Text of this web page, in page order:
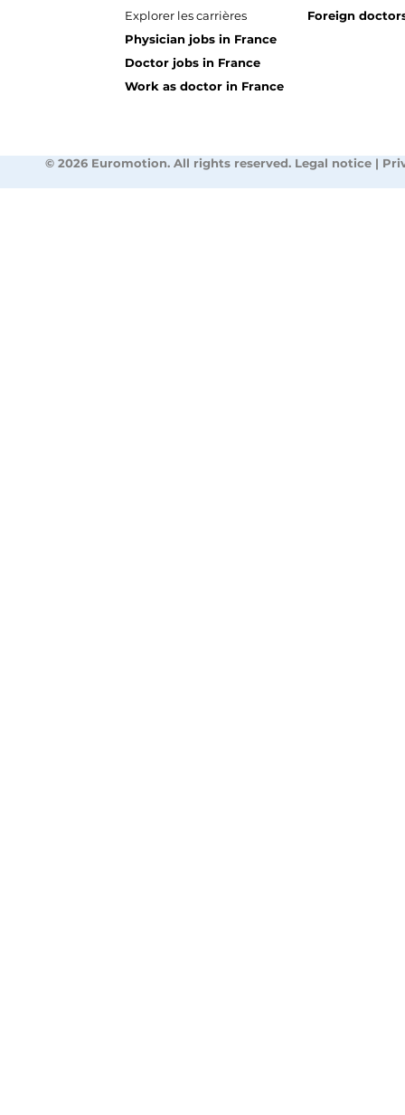
Explorer les carrières
Physician jobs in France
Doctor jobs in France
Work as doctor in France
Foreign
© 2026 Euromotion. All rights reserved. Legal notice |